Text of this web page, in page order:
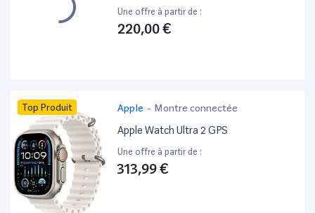
Nike Sport Anthracite - Blanc -
Excellent État GPS
Une offre à partir de :
220,00 €
Top Produit Apple - Montre connectée
Apple Watch Ultra 2 GPS
Une offre à partir de :
313,99 €